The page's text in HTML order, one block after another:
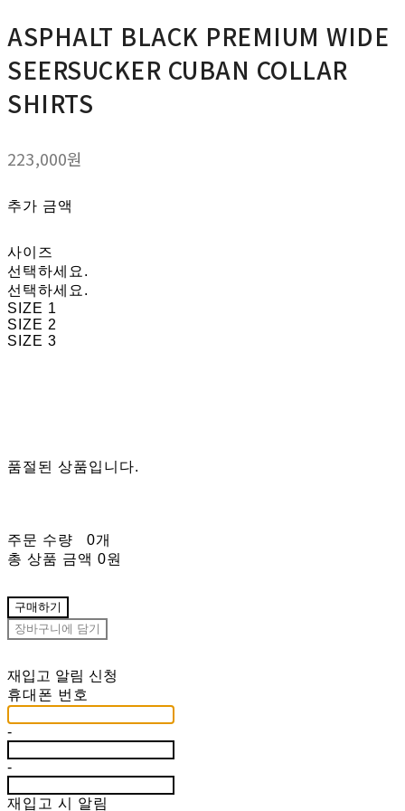
ASPHALT BLACK PREMIUM WIDE
SEERSUCKER CUBAN COLLAR
SHIRTS
223,000원
추가 금액
사이즈
선택하세요.
선택하세요.
SIZE 1
SIZE 2
SIZE 3
품절된 상품입니다.
주문 수량
0개
총 상품 금액 0원
구매하기
장바구니에 담기
재입고 알림 신청
휴대폰 번호
-
-
재입고 시 알림